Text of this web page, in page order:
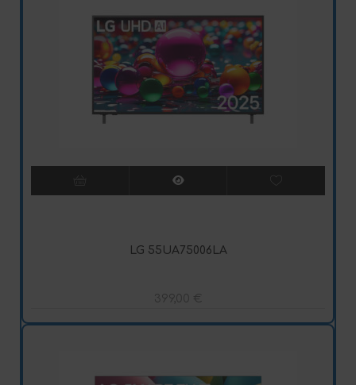
LG 55UA75006LA
399,00 €